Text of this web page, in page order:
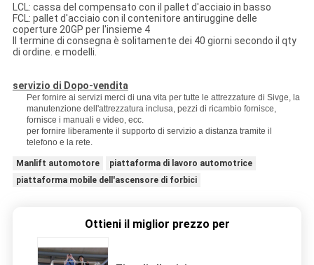
LCL: cassa del compensato con il pallet d'acciaio in basso
FCL: pallet d'acciaio con il contenitore antiruggine delle
coperture 20GP per l'insieme 4
Il termine di consegna è solitamente dei 40 giorni secondo il qty
di ordine. e modelli.
servizio di Dopo-vendita
Per fornire ai servizi merci di una vita per tutte le attrezzature di Sivge, la
manutenzione dell'attrezzatura inclusa, pezzi di ricambio fornisce,
fornisce i manuali e video, ecc.
per fornire liberamente il supporto di servizio a distanza tramite il
telefono e la rete.
Manlift automotore
piattaforma di lavoro automotrice
piattaforma mobile dell'ascensore di forbici
Ottieni il miglior prezzo per